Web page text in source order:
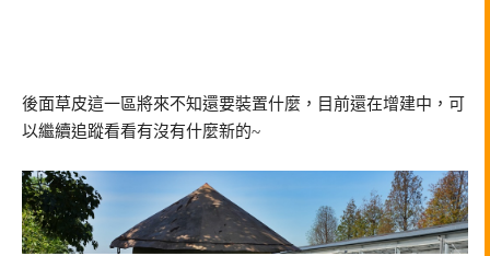
後面草皮這一區將來不知還要裝置什麼，目前還在增建中，可
以繼續追蹤看看有沒有什麼新的~